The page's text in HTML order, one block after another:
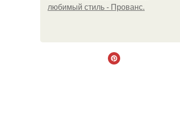
любимый стиль - Прованс.